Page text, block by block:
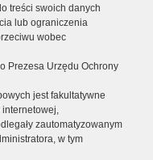
treści swoich danych
lub ograniczenia
wobec
Prezesa Urzędu Ochrony
jest fakultatywne
zautomatyzowanym
w tym